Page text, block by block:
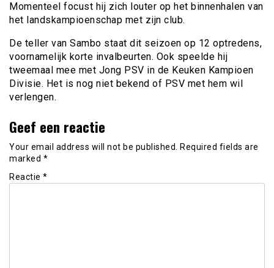
Momenteel focust hij zich louter op het binnenhalen van
het landskampioenschap met zijn club.
De teller van Sambo staat dit seizoen op 12 optredens,
voornamelijk korte invalbeurten. Ook speelde hij
tweemaal mee met Jong PSV in de Keuken Kampioen
Divisie. Het is nog niet bekend of PSV met hem wil
verlengen.
Geef een reactie
Your email address will not be published. Required fields are
marked *
Reactie *